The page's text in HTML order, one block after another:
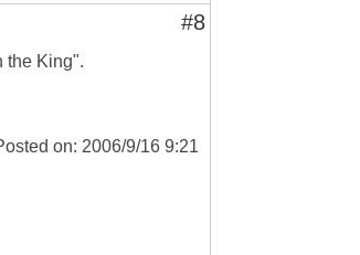
#8
the King".
on: 2006/9/16 9:21